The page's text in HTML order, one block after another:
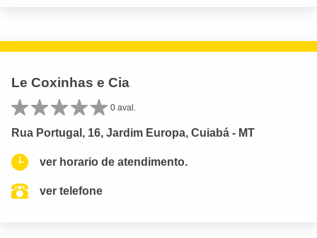
Le Coxinhas e Cia
0 aval.
Rua Portugal, 16, Jardim Europa, Cuiabá - MT
ver horario de atendimento.
ver telefone